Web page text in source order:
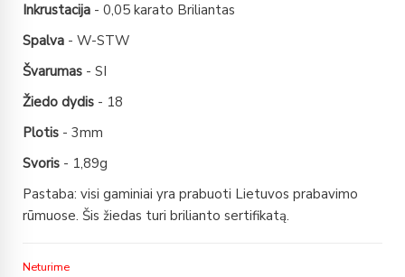
Inkrustacija - 0,05 karato Briliantas
Spalva - W-STW
Švarumas - SI
Žiedo dydis - 18
Plotis - 3mm
Svoris - 1,89g
Pastaba: visi gaminiai yra prabuoti Lietuvos prabavimo
rūmuose. Šis žiedas turi brilianto sertifikatą.
Neturime